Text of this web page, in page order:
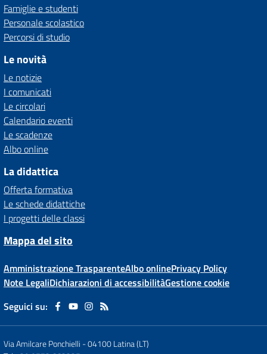
Famiglie e studenti
Personale scolastico
Percorsi di studio
Le novità
Le notizie
I comunicati
Le circolari
Calendario eventi
Le scadenze
Albo online
La didattica
Offerta formativa
Le schede didattiche
I progetti delle classi
Mappa del sito
Amministrazione TrasparenteAlbo onlinePrivacy Policy
Note LegaliDichiarazioni di accessibilitàGestione cookie
Seguici su:
Via Amilcare Ponchielli -04100 Latina (LT)